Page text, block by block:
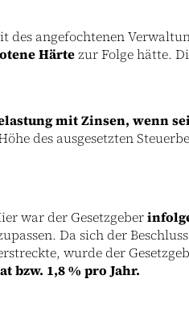
des angefochtenen
Härtezur Folge hätte.
mit Zinsen, wenn
des ausgesetzten
war der Gesetzgeber
Da sich der
wurde der
bzw. 1,8 % pro Jahr.